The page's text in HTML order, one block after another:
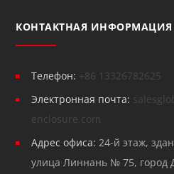
КОНТАКТНАЯ ИНФОРМАЦИЯ
Телефон: +86 13326782625
Электронная почта:
enclosure.com
Адрес офиса: 24-й этаж,
улица Линнань № 75, город